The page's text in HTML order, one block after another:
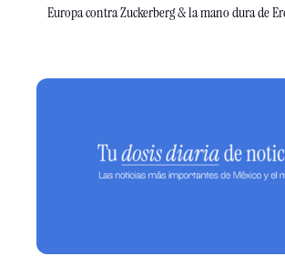
Europa contra Zuckerberg & la mano dura de